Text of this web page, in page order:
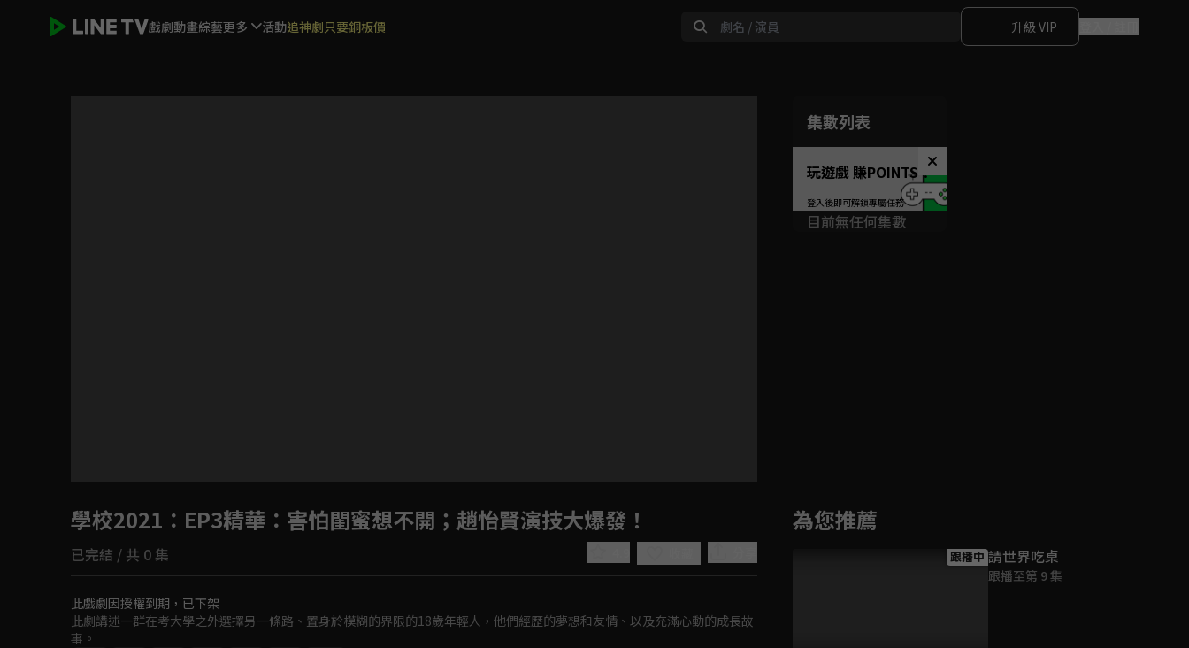
戲劇動畫綜藝更多 活動追神劇只要銅板價 升級 VIP
集數列表
玩遊戲 賺POINTS！
目前無任何集數
學校2021 ：EP3精華：害怕閨蜜想不開；趙怡賢演技大爆發！
已完結 / 共 0 集
此戲劇因授權到期，已下架
此劇講述一群在考大學之外選擇另一條路、置身於模糊的界限的18歲年輕人，他們經歷的夢想和友情、以及充滿心動的成長故
事。
為您推薦
跟播中 請世界吃桌
跟播至第 9 集